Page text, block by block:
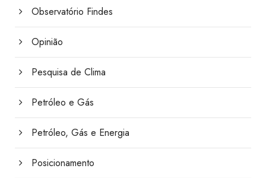
Observatório Findes
Opinião
Pesquisa de Clima
Petróleo e Gás
Petróleo, Gás e Energia
Posicionamento